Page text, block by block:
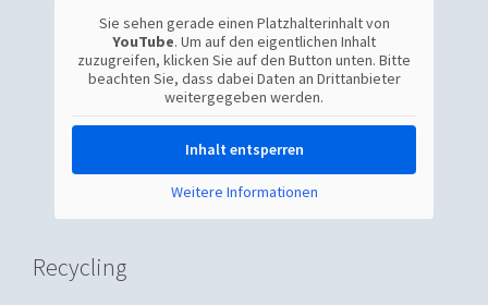
Sie sehen gerade einen Platzhalterinhalt von
YouTube. Um auf den eigentlichen Inhalt
zuzugreifen, klicken Sie auf den Button unten. Bitte
beachten Sie, dass dabei Daten an Drittanbieter
weitergegeben werden.
Inhalt entsperren
Weitere Informationen
Recycling